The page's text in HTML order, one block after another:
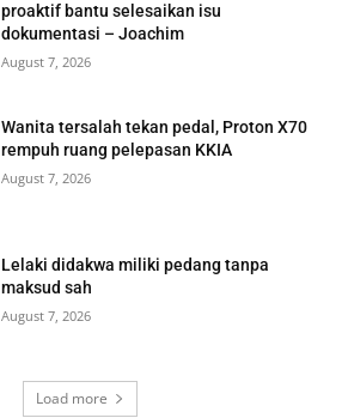
proaktif bantu selesaikan isu
dokumentasi – Joachim
August 7, 2026
Wanita tersalah tekan pedal, Proton X70
rempuh ruang pelepasan KKIA
August 7, 2026
Lelaki didakwa miliki pedang tanpa
maksud sah
August 7, 2026
Load more